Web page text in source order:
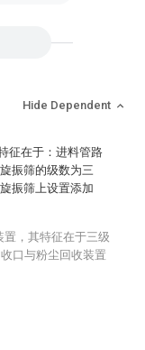
Hide Dependent
征在于：进料管路
振筛的级数为三
振筛上设置添加
，其特征在于三级
口与粉尘回收装置